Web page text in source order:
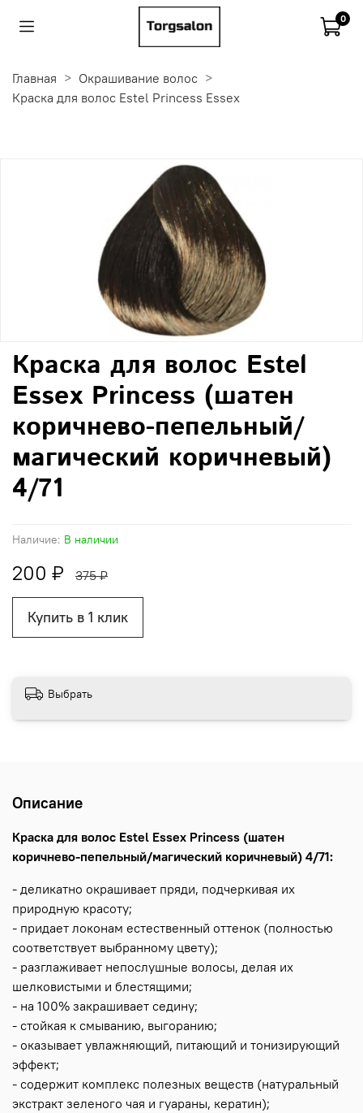
0
Главная
Окрашивание волос
Краска для волос Estel Princess Essex
Наличие: В наличии
Краска для волос Estel
Essex Princess (шатен
коричнево-пепельный/
магический коричневый)
4/71
200 ₽ 375 ₽
Купить в 1 клик
Выбрать
Описание
Краска для волос Estel Essex Princess (шатен
коричнево-пепельный/магический коричневый) 4/71:
- деликатно окрашивает пряди, подчеркивая их
природную красоту;
- придает локонам естественный оттенок (полностью
соответствует выбранному цвету);
- разглаживает непослушные волосы, делая их
шелковистыми и блестящими;
- на 100% закрашивает седину;
- стойкая к смыванию, выгоранию;
- оказывает увлажняющий, питающий и тонизирующий
эффект;
- содержит комплекс полезных веществ (натуральный
экстракт зеленого чая и гуараны, кератин);